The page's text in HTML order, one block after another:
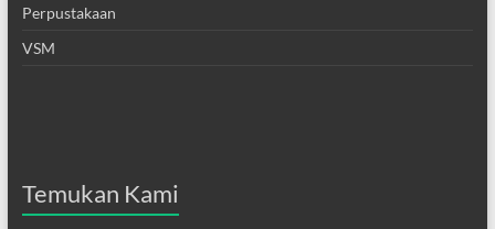
Perpustakaan
VSM
Temukan Kami